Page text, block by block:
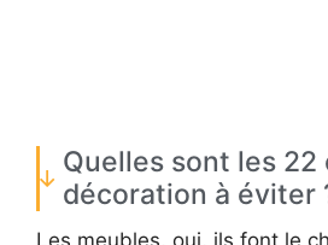
Quelles sont les 22
décoration à éviter
Les meubles, oui, ils font le